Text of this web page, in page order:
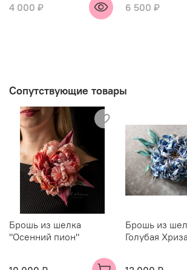
4 000 ₽
6 500 ₽
Сопутствующие товары
Брошь из шелка
"Осенний пион"
Брошь из
Голубая